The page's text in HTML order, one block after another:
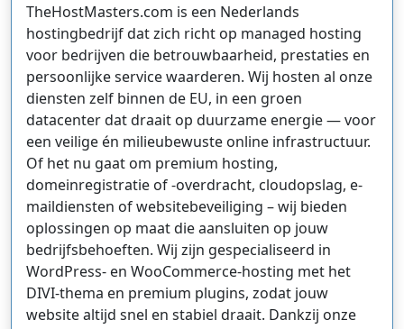
TheHostMasters.com is een Nederlands
hostingbedrijf dat zich richt op managed hosting
voor bedrijven die betrouwbaarheid, prestaties en
persoonlijke service waarderen. Wij hosten al onze
diensten zelf binnen de EU, in een groen
datacenter dat draait op duurzame energie — voor
een veilige én milieubewuste online infrastructuur.
Of het nu gaat om premium hosting,
domeinregistratie of -overdracht, cloudopslag, e-
maildiensten of websitebeveiliging – wij bieden
oplossingen op maat die aansluiten op jouw
bedrijfsbehoeften. Wij zijn gespecialiseerd in
WordPress- en WooCommerce-hosting met het
DIVI-thema en premium plugins, zodat jouw
website altijd snel en stabiel draait. Dankzij onze